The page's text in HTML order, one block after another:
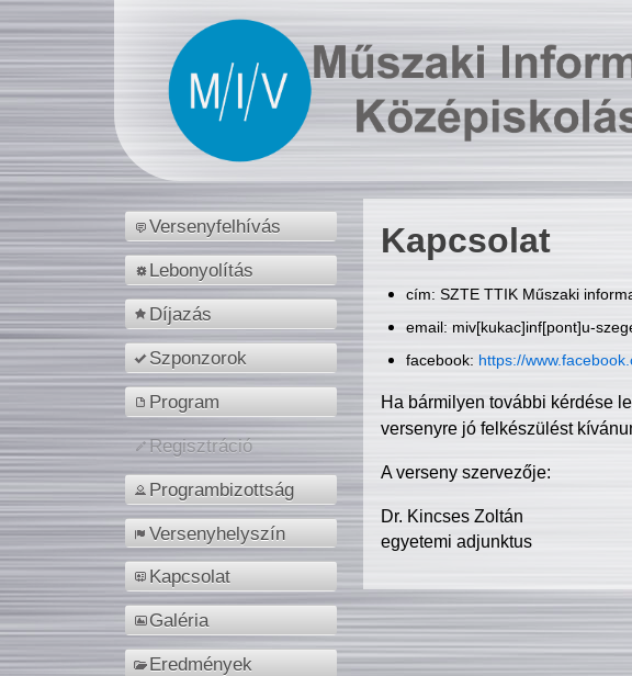
Versenyfelhívás
Lebonyolítás
Díjazás
Szponzorok
Program
Regisztráció
Programbizottság
Versenyhelyszín
Kapcsolat
Galéria
Eredmények
Kapcsolat
cím: SZTE TTIK Műszaki
email: miv[kukac]inf[pont]u-
facebook: https://
Ha bármilyen további kérdése
versenyre jó felkészülést
A verseny szervezője:
Dr. Kincses Zoltán
egyetemi adjunktus